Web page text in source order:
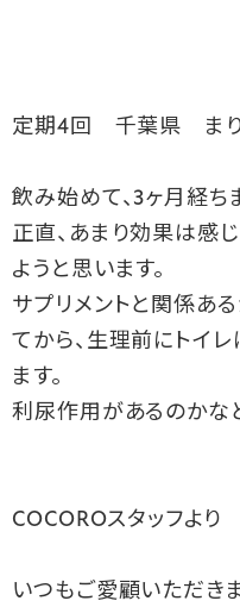
定期4回 千葉県 ま
飲み始めて、3ヶ月経ち
正直、あまり効果は感
ようと思います。
サプリメントと関係あ
てから、生理前にトイ
ます。
利尿作用があるのかな
COCOROスタッフより
いつもご愛顧いただき